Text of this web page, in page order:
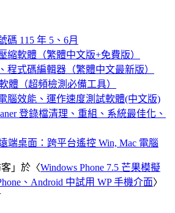
碼 115 年 5、6月
縮軟體（繁體中文版+免費版）
程式碼編輯器（繁體中文最新版）
體（超頻檢測必備工具）
電腦效能、運作速度測試軟體(中文版)
登錄檔清理、重組、系統最佳化、
端桌面：跨平台遙控 Win, Mac 電腦
」於〈Windows Phone 7.5 芒果模擬
、Android 中試用 WP 手機介面〉